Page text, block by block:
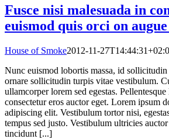
Fusce nisi malesuada in
euismod quis orci on
House of Smoke2012-11-
Nunc euismod lobortis massa, id
ornare sollicitudin turpis vitae vestibulum.
ullamcorper lorem sed egestas.
consectetur eros auctor eget. Lorem ipsum
adipiscing elit. Vestibulum tortor nisi,
tempus sed justo. Vestibulum ultricies
tincidunt [...]